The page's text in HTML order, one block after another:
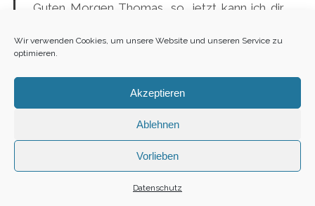
Wir verwenden Cookies, um unsere Website und unseren Service zu
optimieren.
Akzeptieren
Ablehnen
Vorlieben
Datenschutz
Guten Morgen Thomas, so, jetzt kann ich dir
Benny und ich dir wirklich von Herzen für deine
absolut zauberhaften Fotos danken. Die Idee
mit den Slideshows ist wirklich toll- wir
konnten nochmal so richtig in die Hochzeit
eintauchen! Die Fotos an sich sind zudem
wirklich wunderbar. Dir ist es einmalig
gelungen, die Atmosphäre und die Farben der
Hochzeit einzufangen :) Wir danken dir dafür
wirklich von Herzen!! […] Einige Tage werden
wir jetzt sicherlich erstmal glückselig immer